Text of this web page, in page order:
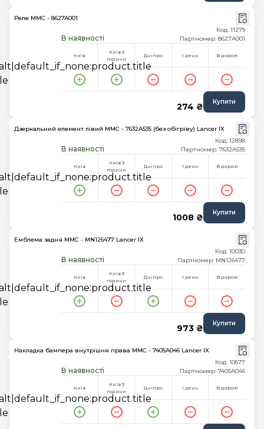
Реле MMC - 8627A001
В наявності
Код: 11279
Партномер: 8627A001
Київ
Київ 3
години
Дніпро 1 день В дорозі
274 ₴ Купити
Дзеркальний елемент лівий MMC - 7632A535 (без обігріву) Lancer IX
В наявності
Код: 12898
Партномер: 7632A535
Київ
Київ 3
години
Дніпро 1 день В дорозі
1008 ₴ Купити
Емблема задня MMC - MN126477 Lancer IX
В наявності
Код: 10030
Партномер: MN126477
Київ
Київ 3
години
Дніпро 1 день В дорозі
973 ₴ Купити
Накладка бампера внутрішня права MMC - 7405A046 Lancer IX
В наявності
Код: 10677
Партномер: 7405A046
Київ
Київ 3
години
Дніпро 1 день В дорозі